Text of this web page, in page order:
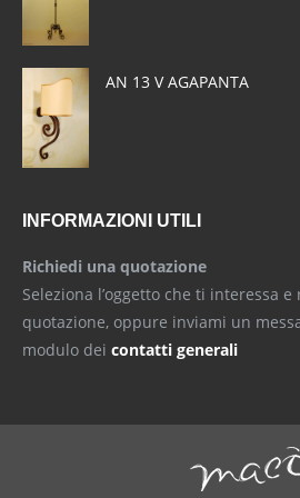
window
AN 13 V AGAPANTA
INFORMAZIONI UTILI
Richiedi una quotazione
Seleziona l’oggetto che ti interessa
quotazione, oppure inviami un
modulo dei contatti generali